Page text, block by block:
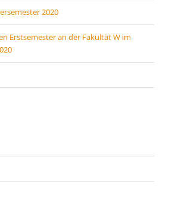
2020
Erstsemester an der Fakultät W im